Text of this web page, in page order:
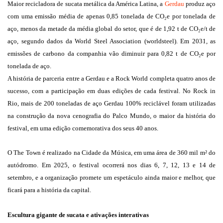
Maior recicladora de sucata metálica da América Latina, a Gerdauproduz aço
com uma emissão média de apenas 0,85 tonelada de CO₂e por tonelada de
aço, menos da metade da média global do setor, que é de 1,92 t de CO₂e/t de
aço, segundo dados da World Steel Association (worldsteel). Em 2031, as
emissões de carbono da companhia vão diminuir para 0,82 t de CO₂e por
tonelada de aço.
A história de parceria entre a Gerdau e a Rock World completa quatro anos de
sucesso, com a participação em duas edições de cada festival. No Rock in
Rio, mais de 200 toneladas de aço Gerdau 100% reciclável foram utilizadas
na construção da nova cenografia do Palco Mundo, o maior da história do
festival, em uma edição comemorativa dos seus 40 anos.
O The Town é realizado na Cidade da Música, em uma área de 360 mil m² do
autódromo. Em 2025, o festival ocorrerá nos dias 6, 7, 12, 13 e 14 de
setembro, e a organização promete um espetáculo ainda maior e melhor, que
ficará para a história da capital.
Escultura gigante de sucata e ativações interativas